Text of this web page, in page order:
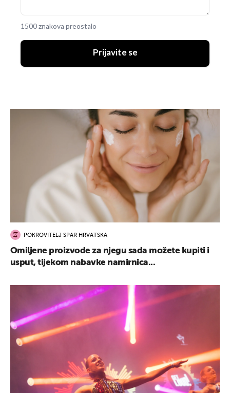
1500 znakova preostalo
Prijavite se
POKROVITELJ SPAR HRVATSKA
Omiljene proizvode za njegu sada možete kupiti i
usput, tijekom nabavke namirnica...